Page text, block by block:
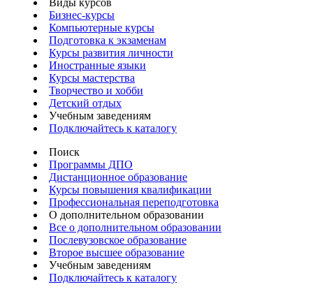
Бизнес-курсы
Компьютерные курсы
Подготовка к экзаменам
Курсы развития личности
Иностранные языки
Курсы мастерства
Творчество и хобби
Детский отдых
Учебным заведениям
Подключайтесь к каталогу
Поиск
Программы ДПО
Дистанционное образование
Курсы повышения квалификации
Профессиональная переподготовка
О дополнительном образовании
Все о дополнительном образовании
Послевузовское образование
Второе высшее образование
Учебным заведениям
Подключайтесь к каталогу